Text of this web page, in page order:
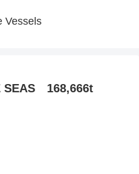
Vessels
SEAS 168,666t